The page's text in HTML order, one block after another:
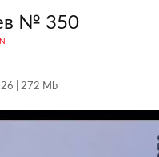
№ 350
| 272 Mb